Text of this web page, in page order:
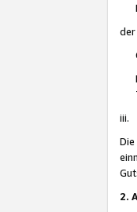
der
iii.
Die
2.